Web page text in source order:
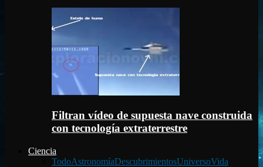
Filtran vídeo de supuesta nave construida
con tecnología extraterrestre
Ciencia
TodoAstronomíaDescubrimientosUniversoVida